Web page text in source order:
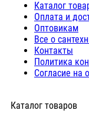
Каталог
Оплата и
Оптовикам
Все о
Контакты
Политика
Согласие на
Каталог товаров